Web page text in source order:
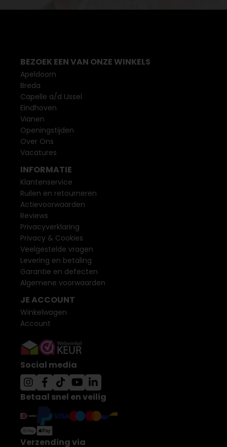
BEZOEK EEN VAN ONZE WINKELS
Apeldoorn
Breda
Capelle a/d IJssel
Eindhoven
Vianen
Openingstijden
Over Ons
Vacatures
INFORMATIE
Klantenservice
Ruilen en retourneren
Actievoorwaarden
Reviews
Privacyverklaring
Privacy & Cookies
Veelgestelde vragen
Levering en betaling
Garantie en defecten
Algemene voorwaarden
JE ACCOUNT
Winkelwagen
Account
Social media
Betaal snel en veilig
Verzending via